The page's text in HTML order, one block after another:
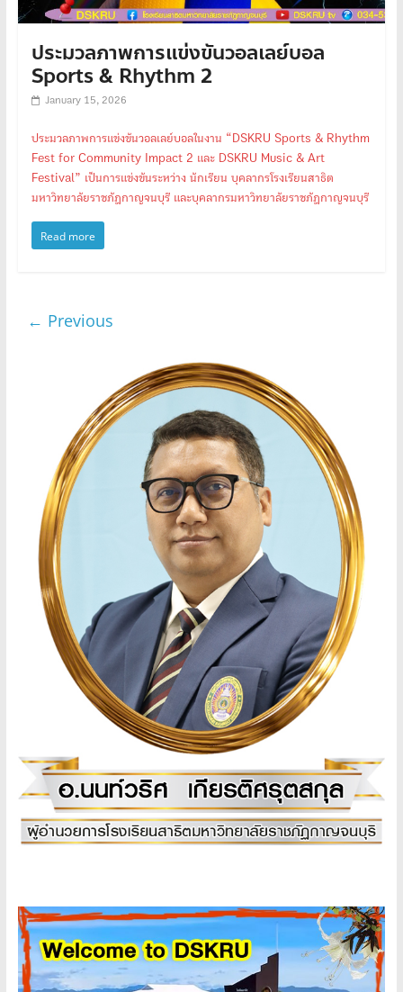
ประมวลภาพการแข่งขันวอลเลย์บอล
Sports & Rhythm 2
January 15, 2026
ประมวลภาพการแข่งขันวอลเลย์บอลในงาน “DSKRU Sports & Rhythm
Fest for Community Impact 2 และ DSKRU Music & Art
Festival” เป็นการแข่งขันระหว่าง นักเรียน บุคลากรโรงเรียนสาธิต
มหาวิทยาลัยราชภัฏกาญจนบุรี และบุคลากรมหาวิทยาลัยราชภัฏกาญจนบุรี
Read more
← Previous